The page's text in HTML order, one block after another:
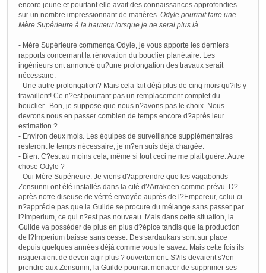
encore jeune et pourtant elle avait des connaissances approfondies
sur un nombre impressionnant de matières. Odyle pourrait faire une
Mère Supérieure à la hauteur lorsque je ne serai plus là.
- Mère Supérieure commença Odyle, je vous apporte les derniers
rapports concernant la rénovation du bouclier planétaire. Les
ingénieurs ont annoncé qu?une prolongation des travaux serait
nécessaire.
- Une autre prolongation? Mais cela fait déjà plus de cinq mois qu?ils y
travaillent! Ce n?est pourtant pas un remplacement complet du
bouclier. Bon, je suppose que nous n?avons pas le choix. Nous
devrons nous en passer combien de temps encore d?après leur
estimation ?
- Environ deux mois. Les équipes de surveillance supplémentaires
resteront le temps nécessaire, je m?en suis déjà chargée.
- Bien. C?est au moins cela, même si tout ceci ne me plait guère. Autre
chose Odyle ?
- Oui Mère Supérieure. Je viens d?apprendre que les vagabonds
Zensunni ont été installés dans la cité d?Arrakeen comme prévu. D?
après notre diseuse de vérité envoyée auprès de l?Empereur, celui-ci
n?apprécie pas que la Guilde se procure du mélange sans passer par
l?Imperium, ce qui n?est pas nouveau. Mais dans cette situation, la
Guilde va posséder de plus en plus d?épice tandis que la production
de l?Imperium baisse sans cesse. Des sardaukars sont sur place
depuis quelques années déjà comme vous le savez. Mais cette fois ils
risqueraient de devoir agir plus ? ouvertement. S?ils devaient s?en
prendre aux Zensunni, la Guilde pourrait menacer de supprimer ses